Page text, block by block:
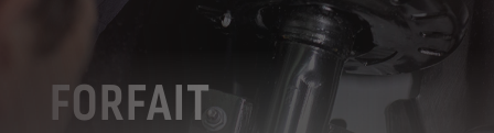
FORFAIT